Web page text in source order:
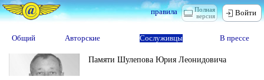
Полная
версия
правила Войти
Общий Авторские Сослуживцы В прессе
Памяти Шулепова Юрия Леонидовича